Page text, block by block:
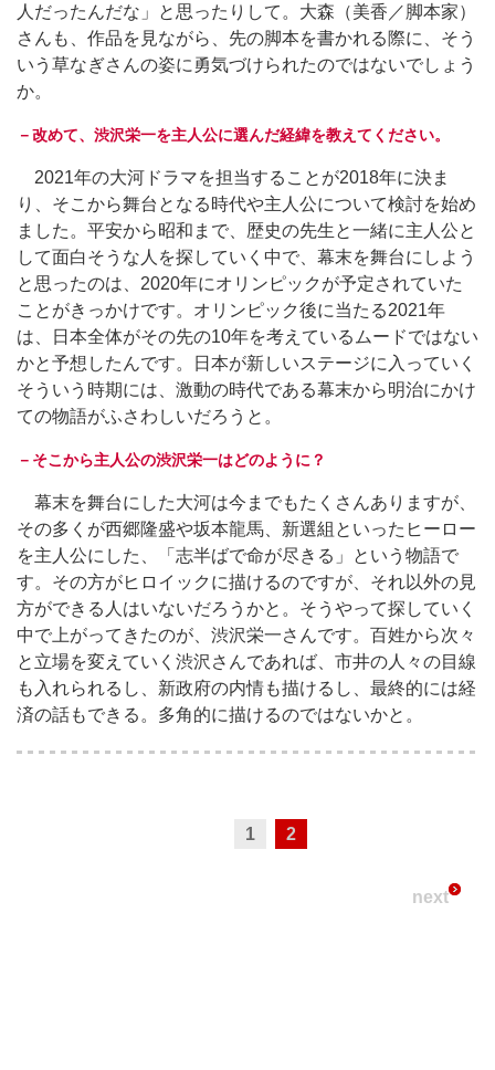
人だったんだな」と思ったりして。大森（美香／脚本家）
さんも、作品を見ながら、先の脚本を書かれる際に、そう
いう草なぎさんの姿に勇気づけられたのではないでしょう
か。
－改めて、渋沢栄一を主人公に選んだ経緯を教えてください。
2021年の大河ドラマを担当することが2018年に決ま
り、そこから舞台となる時代や主人公について検討を始め
ました。平安から昭和まで、歴史の先生と一緒に主人公と
して面白そうな人を探していく中で、幕末を舞台にしよう
と思ったのは、2020年にオリンピックが予定されていた
ことがきっかけです。オリンピック後に当たる2021年
は、日本全体がその先の10年を考えているムードではない
かと予想したんです。日本が新しいステージに入っていく
そういう時期には、激動の時代である幕末から明治にかけ
ての物語がふさわしいだろうと。
－そこから主人公の渋沢栄一はどのように？
幕末を舞台にした大河は今までもたくさんありますが、
その多くが西郷隆盛や坂本龍馬、新選組といったヒーロー
を主人公にした、「志半ばで命が尽きる」という物語で
す。その方がヒロイックに描けるのですが、それ以外の見
方ができる人はいないだろうかと。そうやって探していく
中で上がってきたのが、渋沢栄一さんです。百姓から次々
と立場を変えていく渋沢さんであれば、市井の人々の目線
も入れられるし、新政府の内情も描けるし、最終的には経
済の話もできる。多角的に描けるのではないかと。
1 2
next